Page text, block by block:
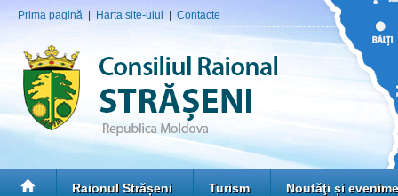
Prima pagină Harta site-ului Contacte
Raionul Strășeni Turism Noutăţi și